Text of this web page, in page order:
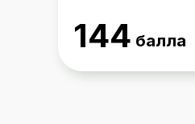
144 балла